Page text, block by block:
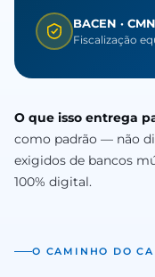
BACEN ·
Fiscalização
O que isso entrega
como padrão — não
exigidos de bancos
100% digital.
O CAMINHO DO